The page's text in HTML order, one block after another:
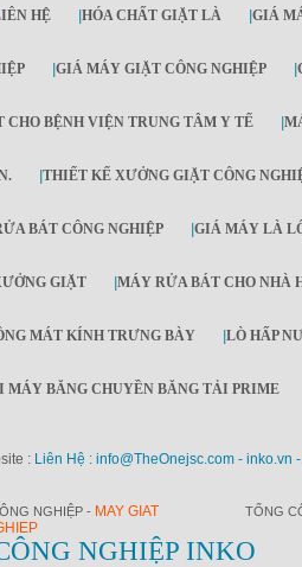
HỆ |HÓA CHẤT GIẶT LÀ |GIÁ
|GIÁ MÁY GIẶT CÔNG NGHIỆP |
CHO BỆNH VIỆN TRUNG TÂM Y TẾ |
|THIẾT KẾ XƯỞNG GIẶT CÔNG
BÁT CÔNG NGHIỆP |GIÁ MÁY LÀ
GIẶT |MÁY RỬA BÁT CHO NHÀ
MÁT KÍNH TRƯNG BÀY |LÒ HẤP
MÁY BĂNG CHUYỀN BĂNG TẢI PRIME
: Liên Hệ : info@TheOnejsc.com - inko.vn -
NGHIỆP - MAY GIAT
TỔNG
NGHIỆP INKO